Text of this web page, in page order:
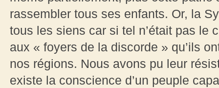
rassembler tous ses enfants. Or, la
tous les siens car si tel n’était pas le
aux « foyers de la discorde » qu’ils
nos régions. Nous avons pu leur
existe la conscience d’un peuple